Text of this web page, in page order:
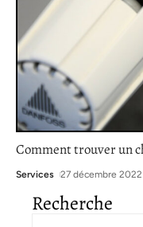
Comment trouver un
Services 27 décembre 2022
Recherche